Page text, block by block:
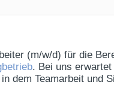
(m/w/d) für die
. Bei uns
dem Teamarbeit und